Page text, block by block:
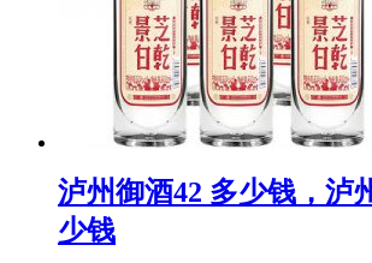
泸州御酒42 多少钱，泸
少钱